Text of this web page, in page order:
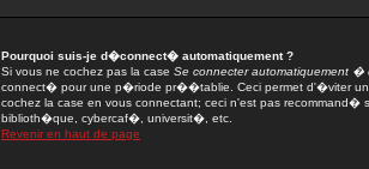
Pourquoi suis-je d�connect� automatiquement ?
Si vous ne cochez pas la case Se connecter automatiquement �
connect� pour une p�riode pr��tablie. Ceci permet d'�viter
cochez la case en vous connectant; ceci n'est pas
biblioth�que, cybercaf�, universit�, etc.
Revenir en haut de page